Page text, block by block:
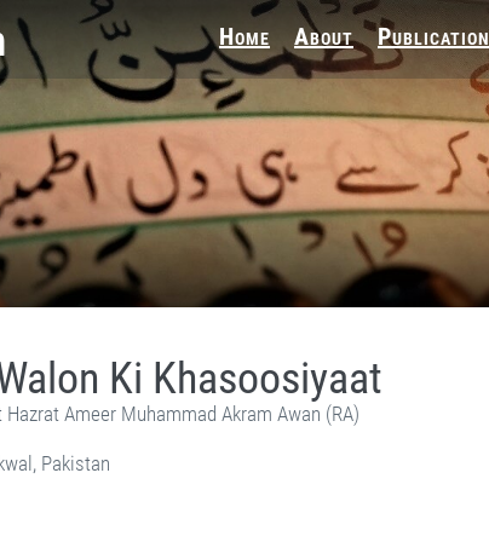
Home About Publication
Ki Khasoosiyaat
Hazrat Ameer Muhammad Akram Awan (RA)
Pakistan